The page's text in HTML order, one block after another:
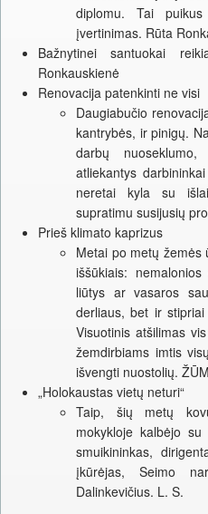
diplomu. Tai
įvertinimas. Rūta
Bažnytinei santuokai
Ronkauskienė
Renovacija patenkinti ne visi
Daugiabučio
kantrybės, ir pinigų.
darbų
atliekantys
neretai kyla su
supratimu susijusių
Prieš klimato kaprizus
Metai po metų žemės
iššūkiais:
liūtys ar vasaros
derliaus, bet ir
Visuotinis atšilimas
žemdirbiams imtis
išvengti nuostolių.
„Holokaustas vietų neturi“
Taip, šių metų
mokykloje kalbėjo
smuikininkas,
įkūrėjas, Seimo
Dalinkevičius. L. S.